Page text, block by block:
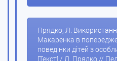
Прядко, Л.
Макаренка в
поведінки дітей з
[Текст] / Л. Прядко //